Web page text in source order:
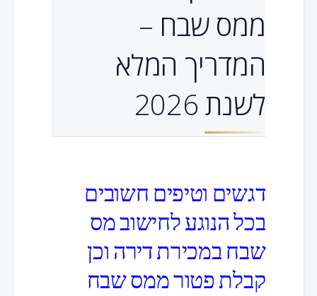
ממס שבח –
המדריך המלא
לשנת 2026
דגשים וטיפים חשובים
בכל הנוגע לחישוב מס
שבח במכירת דירה וכן
קבלת פטור ממס שבח